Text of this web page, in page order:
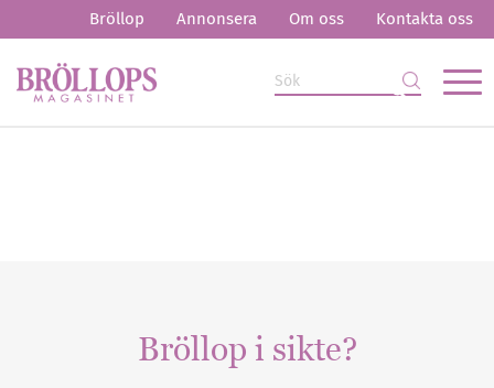
Bröllop Annonsera Om oss Kontakta oss
Bröllop i sikte?